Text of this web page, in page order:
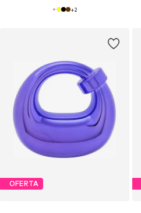
+2
OFERTA